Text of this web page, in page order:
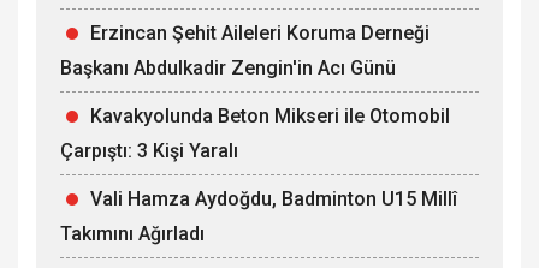
Erzincan Şehit Aileleri Koruma Derneği
Başkanı Abdulkadir Zengin'in Acı Günü
Kavakyolunda Beton Mikseri ile Otomobil
Çarpıştı: 3 Kişi Yaralı
Vali Hamza Aydoğdu, Badminton U15 Millî
Takımını Ağırladı